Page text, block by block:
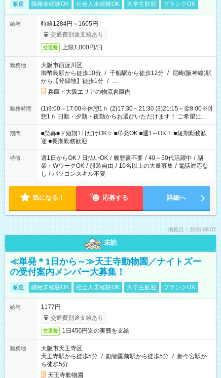
派遣 職種未経験OK 社会人未経験OK 大学生歓迎 ブランクOK
給与
時給1284円～1605円
交通費別途支給あり
交通費 上限1,000円/日
勤務地
大阪市西淀川区
御幣島駅から徒歩10分 / 千船駅から徒歩12分 / 尼崎(阪神線)駅
から【登録地】徒歩1分 / …
兵庫・大阪エリアの物流倉庫内
勤務時間
(1)9:00～17:00※休憩1ｈ (2)17:30～21:30 (3)21:15～翌8:00※休
憩1ｈ 日勤・夕勤・夜勤からお選びいただけます！ ご希望に合
わせて働けるお仕事です(*^^*) 【その他選べる勤務時間】 8-17
時/9-17時/9-18時/10-18時/11-21時/18-22時/20-翌4時/21-翌5
時/22-翌6時/0-翌8時 ご自身のご都合で選んで頂ける完全自由シ
フト！
期間
■急募■ド短期1日だけOK☆ ■単発OK ■週1～OK！ ■短期勤務歓
迎 ■長期勤務歓迎
特徴 週1日からOK / 日払いOK / 履歴書不要 / 40～50代活躍中 / 副
業・WワークOK / 服装自由 / 10名以上の大量募集 / 電話対応な
し / パソコンスキル不要
気になる！ 応募する 詳細へ
掲載日：2026.08.07
未読
≪単発＊1日から～≫天王寺動物園／ナイトズー
の受付案内メンバー大募集！
派遣 職種未経験OK 社会人未経験OK 大学生歓迎 ブランクOK
給与
1177円
交通費別途支給あり
交通費 1日450円迄の実費を支給
勤務地
大阪市天王寺区
天王寺駅から徒歩5分 / 動物園前駅から徒歩5分 / 新今宮駅か
ら徒歩5分
天王寺動物園